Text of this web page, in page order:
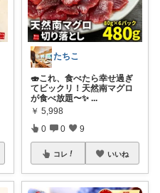
たちこ
🍣これ、食べたら幸せ過ぎ
てビックリ！天然南マグロ
が食べ放題〜✨ ...
￥ 5,998
0 0 9
コレ いいね